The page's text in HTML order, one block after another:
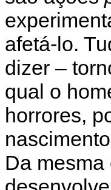
afetá-lo.
dizer –
qual o
horrores,
Da